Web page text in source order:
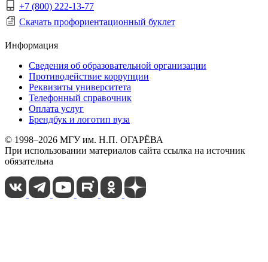
+7 (800) 222-13-77
Скачать профориентационный буклет
Информация
Сведения об образовательной организации
Противодействие коррупции
Реквизиты университета
Телефонный справочник
Оплата услуг
Брендбук и логотип вуза
© 1998–2026 МГУ им. Н.П. ОГАРЁВА
При использовании материалов сайта ссылка на источник
обязательна